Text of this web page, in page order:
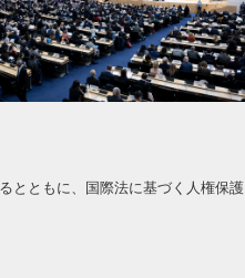
とともに、国際法に基づく人権保護